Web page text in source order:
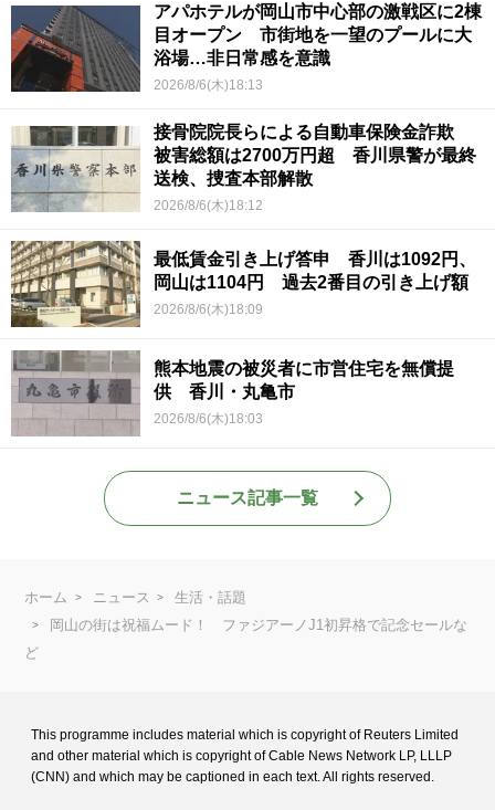
アパホテルが岡山市中心部の激戦区に2棟
目オープン 市街地を一望のプールに大
浴場…非日常感を意識
2026/8/6(木)18:13
接骨院院長らによる自動車保険金詐欺
被害総額は2700万円超 香川県警が最終
送検、捜査本部解散
2026/8/6(木)18:12
最低賃金引き上げ答申 香川は1092円、
岡山は1104円 過去2番目の引き上げ額
2026/8/6(木)18:09
熊本地震の被災者に市営住宅を無償提
供 香川・丸亀市
2026/8/6(木)18:03
ニュース記事一覧
ホーム ニュース
生活・話題
岡山の街は祝福ムード！ ファジアーノJ1初昇格で記念セールな
ど
This programme includes material which is copyright of Reuters Limited
and other material which is copyright of Cable News Network LP, LLLP
(CNN) and which may be captioned in each text. All rights reserved.